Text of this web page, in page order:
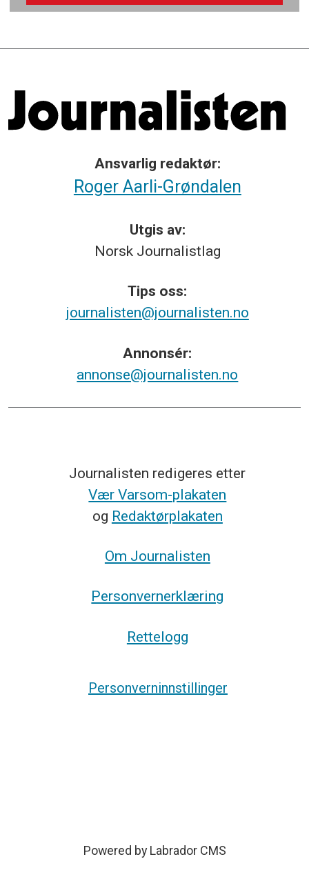
Ansvarlig redaktør:
Roger Aarli-Grøndalen
Utgis av:
Norsk Journalistlag
Tips oss:
journalisten@journalisten.no
Annonsér:
annonse@journalisten.no
Journalisten redigeres etter
Vær Varsom-plakaten
og Redaktørplakaten
Om Journalisten
Personvernerklæring
Rettelogg
Personverninnstillinger
Powered by Labrador CMS